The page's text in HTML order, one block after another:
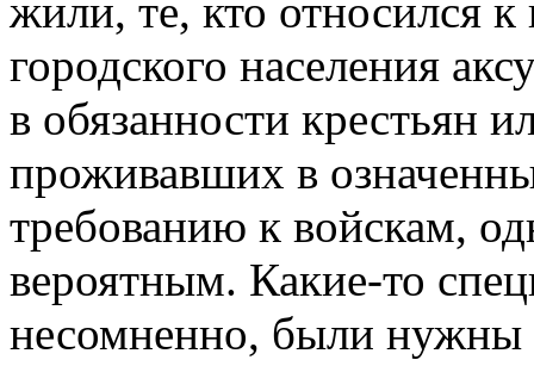
жили, те, кто относился
городского населения
в обязанности крестьян
проживавших в
требованию к войскам,
вероятным. Какие-то
несомненно, были нужны